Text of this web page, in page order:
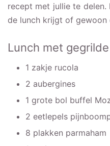
recept met jullie te delen.
de lunch krijgt of gewoon
Lunch met
1 zakje rucola
2 aubergines
1 grote bol buffel
2 eetlepels
8 plakken parmaham